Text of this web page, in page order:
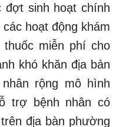
sinh hoạt chính
hoạt động khám
miễn phí cho
khó khăn địa bản
rộng mô hình
trợ bệnh nhân có
địa bàn phường